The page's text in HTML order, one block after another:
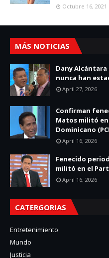
Octubre 16, 2021
MÁS NOTICIAS
Dany Alcántara
nunca han
April 27, 2026
Confirman
Matos militó
Dominicano
April 16, 2026
Fenecido
militó en el
April 16, 2026
CATERGORIAS
Entretenimiento
Mundo
Justicia